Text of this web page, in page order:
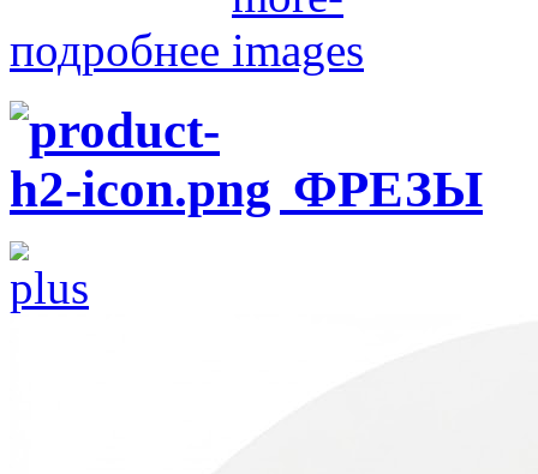
подробнее
ФРЕЗЫ